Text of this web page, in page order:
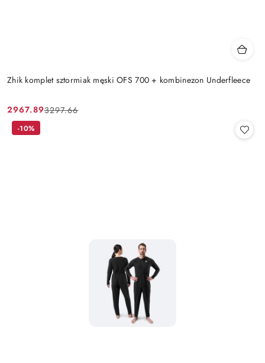
Zhik komplet sztormiak męski OFS 700 + kombinezon Underfleece
Cena
promocyjna:
2967.89
Cena
przed
3297.66
-10%